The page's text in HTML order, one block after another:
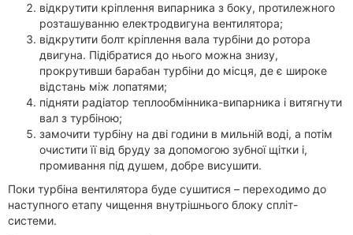
відкрутити кріплення випарника з боку, протилежного
розташуванню електродвигуна вентилятора;
відкрутити болт кріплення вала турбіни до ротора
двигуна. Підібратися до нього можна знизу,
прокрутивши барабан турбіни до місця, де є широке
відстань між лопатями;
підняти радіатор теплообмінника-випарника і витягнути
вал з турбіною;
замочити турбіну на дві години в мильній воді, а потім
очистити її від бруду за допомогою зубної щітки і,
промивання під душем, добре висушити.
Поки турбіна вентилятора буде сушитися – переходимо до
наступного етапу чищення внутрішнього блоку спліт-
системи.